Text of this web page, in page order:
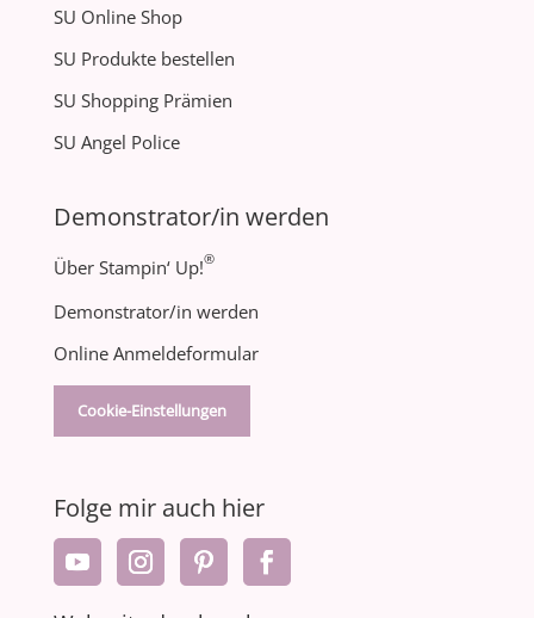
SU Online Shop
SU Produkte bestellen
SU Shopping Prämien
SU Angel Police
Demonstrator/in werden
Über Stampin‘ Up!®
Demonstrator/in werden
Online Anmeldeformular
Cookie-Einstellungen
Folge mir auch hier